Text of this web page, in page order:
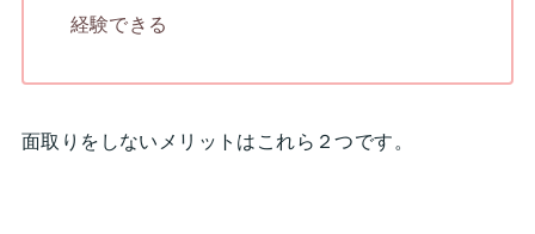
経験できる
面取りをしないメリットはこれら２つです。